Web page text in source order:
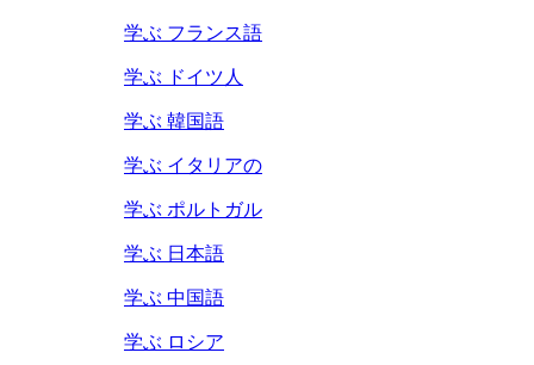
学ぶ フランス語
学ぶ ドイツ人
学ぶ 韓国語
学ぶ イタリアの
学ぶ ポルトガル
学ぶ 日本語
学ぶ 中国語
学ぶ ロシア